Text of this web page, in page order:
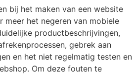
bij het maken van een website
meer het negeren van mobiele
productbeschrijvingen,
gebrek aan
en het niet regelmatig testen en
Om deze fouten te